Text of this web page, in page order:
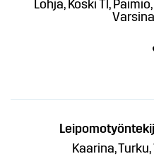
Lohja, Koski Tl,
Kaarina,